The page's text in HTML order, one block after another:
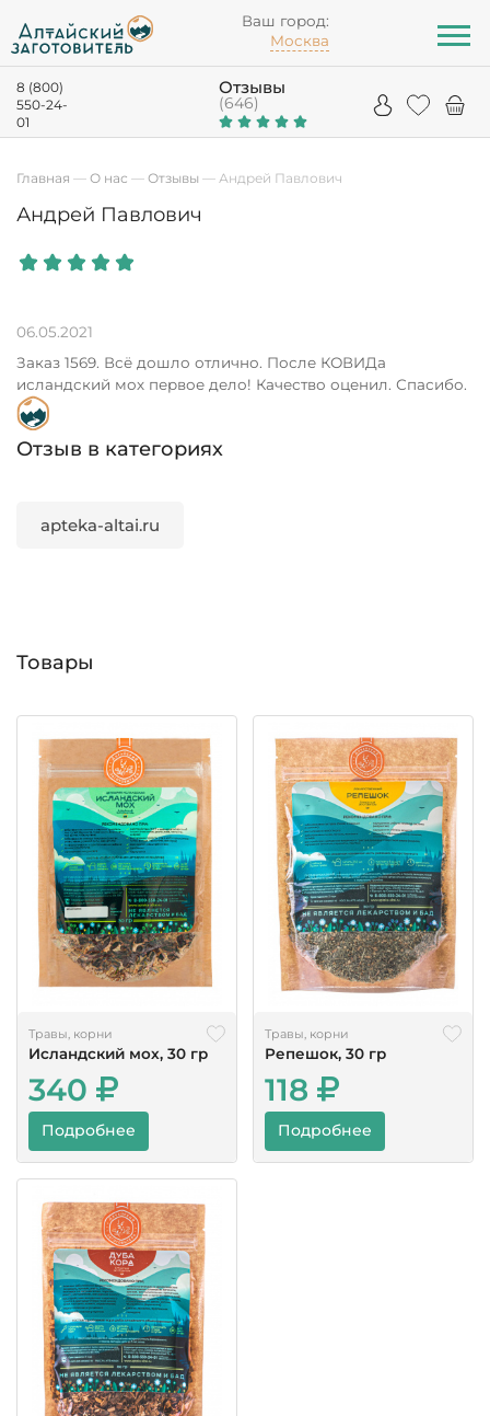
Ваш город:
Москва
8 (800)
550-24-
01
Отзывы
(646)
Главная — О нас — Отзывы — Андрей Павлович
Андрей Павлович
06.05.2021
Заказ 1569. Всё дошло отлично. После КОВИДа
исландский мох первое дело! Качество оценил. Спасибо.
Отзыв в категориях
apteka-altai.ru
Товары
Травы, корни
Исландский мох, 30 гр
340
Подробнее
Травы, корни
Репешок, 30 гр
118
Подробнее